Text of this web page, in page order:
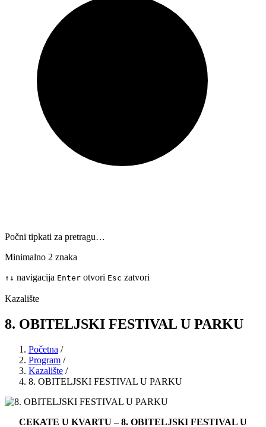
Počni tipkati za pretragu…
Minimalno 2 znaka
↑ ↓ navigacija Enter otvori Esc zatvori
Kazalište
8. OBITELJSKI FESTIVAL U PARKU
Početna /
Program /
Kazalište /
8. OBITELJSKI FESTIVAL U PARKU
CEKATE U KVARTU –8. OBITELJSKI FESTIVAL U